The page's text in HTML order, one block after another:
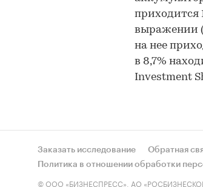
приходится
выражении
на нее
в 8,7%
Investment
Заказать исследование Обратная
Политика в отношении обработки
© ООО «БИЗНЕСПРЕСС», АО